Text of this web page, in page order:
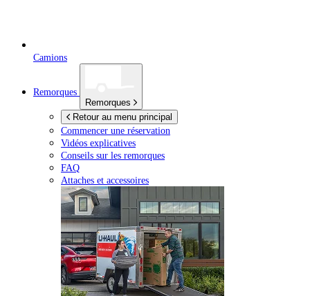
Camions
Remorques
Remorques
Retour au menu principal
Commencer une réservation
Vidéos explicatives
Conseils sur les remorques
FAQ
Attaches et accessoires